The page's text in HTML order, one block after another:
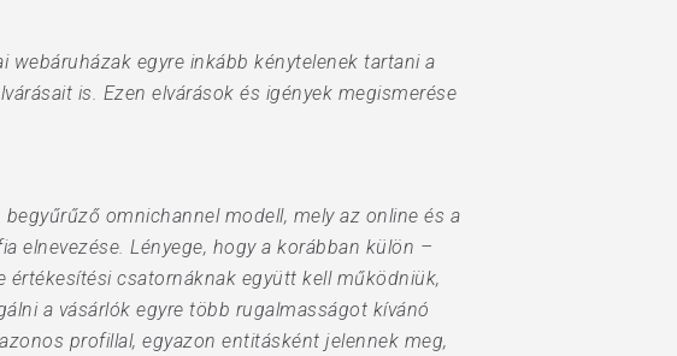
webáruházak egyre inkább kénytelenek tartani a
is. Ezen elvárások és igények megismerése
omnichannel modell, mely az online és a
elnevezése. Lényege, hogy a korábban külön –
csatornáknak együtt kell működniük,
a vásárlók egyre több rugalmasságot kívánó
profillal, egyazon entitásként jelennek meg,